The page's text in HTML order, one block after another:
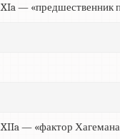
— «предшественник
— «фактор